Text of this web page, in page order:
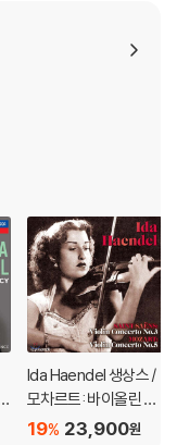
Ida Haendel 생상스 /
모차르트: 바이올린 협
주곡 (Saint-saens: V
23,900원
19%